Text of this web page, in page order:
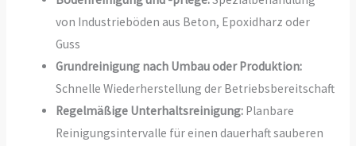
von Industrieböden aus Beton, Epoxidharz oder
Guss
Grundreinigung nach Umbau oder Produktion:
Schnelle Wiederherstellung der Betriebsbereitschaft
Regelmäßige Unterhaltsreinigung: Planbare
Reinigungsintervalle für einen dauerhaft sauberen